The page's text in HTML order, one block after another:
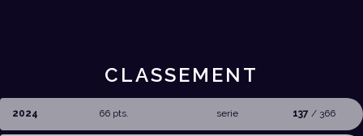
CLASSEMENT
2024 66 pts. serie 137 / 366